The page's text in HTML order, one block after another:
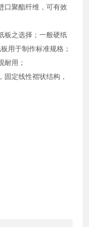
口聚酯纤维，可有效
板之选择；一般硬纸
用于制作标准规格；
耐用；
固定线性褶状结构，